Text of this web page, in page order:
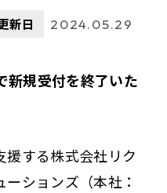
新日 2024.05.29
規受付を終了いた
する株式会社リク
ションズ（本社：